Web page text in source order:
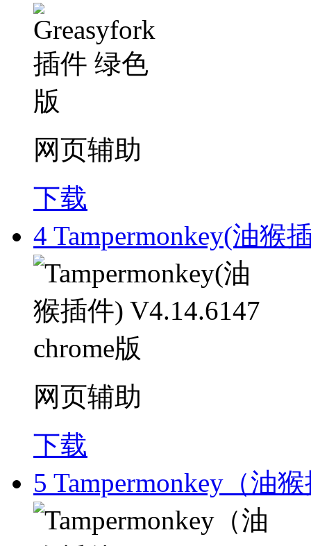
网页辅助
下载
4 Tampermonkey(油猴
网页辅助
下载
5 Tampermonkey（油